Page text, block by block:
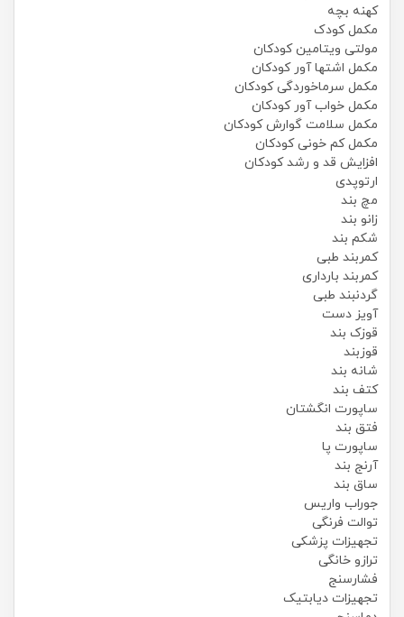
کهنه بچه
مکمل کودک
مولتی ویتامین کودکان
مکمل اشتها آور کودکان
مکمل سرماخوردگی کودکان
مکمل خواب آور کودکان
مکمل سلامت گوارش کودکان
مکمل کم خونی کودکان
افزایش قد و رشد کودکان
ارتوپدی
مچ بند
زانو بند
شکم بند
کمربند طبی
کمربند بارداری
گردنبند طبی
آویز دست
قوزک بند
قوزبند
شانه بند
کتف بند
ساپورت انگشتان
فتق بند
ساپورت پا
آرنج بند
ساق بند
جوراب واریس
توالت فرنگی
تجهیزات پزشکی
ترازو خانگی
فشارسنج
تجهیزات دیابتیک